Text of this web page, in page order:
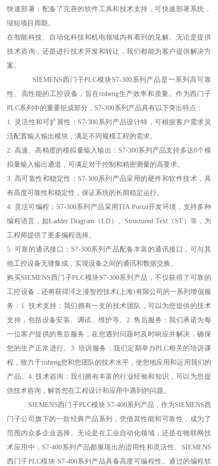
快速部署：配备了完善的软件工具和技术支持，可快速部署系统，
缩短项目周期。
在智能科技、自动化科技和机电领域内有着到的见解。无论是提供
技术咨询，还是进行技术开发和转让，我们都能为客户提供解决方
案。
SIEMENS西门子PLC模块S7-300系列产品是一系列高可靠
性、高性能的工控设备，旨在tisheng生产效率和质量。作为西门子
PLC系列中的重要组成部分，S7-300系列产品具有以下突出特点：
1. 灵活性和可扩展性：S7-300系列产品设计特，可根据客户需求灵
活配置输入输出模块，满足不同规模工程的需求。
2. 高速、高精度的模拟量输入输出：S7-300系列产品支持多达8个模
拟量输入输出通道，可满足对于控制和精密测量的高要求。
3. 高可靠性和稳定性：S7-300系列产品采用的硬件和软件技术，具
有高度可靠性和稳定性，保证系统的长期稳定运行。
4. 灵活可编程：S7-300系列产品采用TIA Portal开发环境，支持多种
编程语言，如Ladder Diagram（LD）、Structured Text（ST）等，为
工程师提供了更多编程选择。
5. 可靠的通讯接口：S7-300系列产品配备丰富的通讯接口，可与其
他工控设备无缝集成，实现设备之间的通讯和数据交换。
购买SIEMENS西门子PLC模块S7-300系列产品，不仅获得了可靠的
工控设备，还将获得浔之漫智控技术(上海)有限公司的一系列增值服
务：1. 技术支持：我们拥有一支的技术团队，可以为您提供的技术
支持，包括设备安装、调试、维护等。2. 售后服务：我们承诺为每
一位客户提供的售后服务，在您遇到问题时及时响应并解决，确保
您的生产正常进行。3. 培训服务：我们定期举办PLC相关的培训课
程，致力于tisheng您和您团队的技术水平，使您地应用和运用我们的
产品。4. 技术咨询：我们拥有丰富的行业经验和知识，可以为您提
供技术咨询，解答您在工程设计和应用中遇到的问题。
SIEMENS西门子PLC模块 S7-400系列产品，作为SIEMENS西
门子公司旗下的一款经典产品系列，凭借其性能和可靠性，成为了
范围内众多企业选择。无论是在工业自动化领域，还是在物联网技
术应用中，S7-400系列产品都展现出的适用性和灵活性。SIEMENS
西门子PLC模块 S7-400系列产品具备高度可编程性。通过的编程软